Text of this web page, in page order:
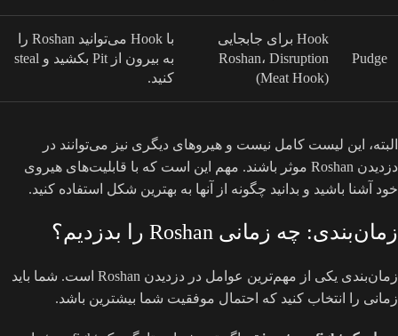
Pudge
Hook برای جابجایی
Roshan، Disruption
(Meat Hook)
با Hook می‌توانید Roshan را
به بیرون از Pit بکشید و steal
کنید.
البته، این لیست کامل نیست و هیروهای دیگری نیز می‌توانند در
دزدیدن Roshan موثر باشند. مهم این است که با قابلیت‌های هیروی
خود آشنا باشید و بدانید چگونه از آنها به بهترین شکل استفاده کنید.
زمان‌بندی: چه زمانی Roshan را بدزدیم؟
زمان‌بندی یکی از مهم‌ترین عوامل در دزدیدن Roshan است. شما باید
زمانی را انتخاب کنید که احتمال موفقیت شما بیشترین باشد.